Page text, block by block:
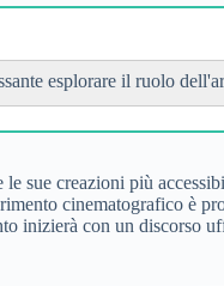
esplorare il ruolo
sue creazioni più
cinematografico è
inizierà con un discorso